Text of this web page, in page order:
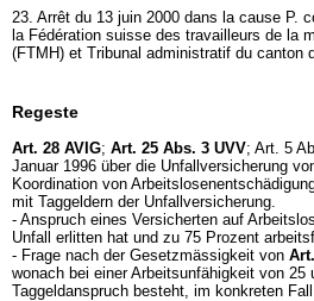
23. Arrêt du 13 juin 2000 dans la cause P.
la Fédération suisse des travailleurs de la
(FTMH) et Tribunal administratif du canton
Regeste
Art. 28 AVIG; Art. 25 Abs. 3 UVV; Art. 5
Januar 1996 über die Unfallversicherung
Koordination von
mit Taggeldern der Unfallversicherung.
- Anspruch eines Versicherten auf
Unfall erlitten hat und zu 75 Prozent
- Frage nach der Gesetzmässigkeit von
wonach bei einer Arbeitsunfähigkeit von 25
Taggeldanspruch besteht, im konkreten